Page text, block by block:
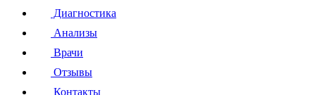
Диагностика
Анализы
Врачи
Отзывы
Контакты